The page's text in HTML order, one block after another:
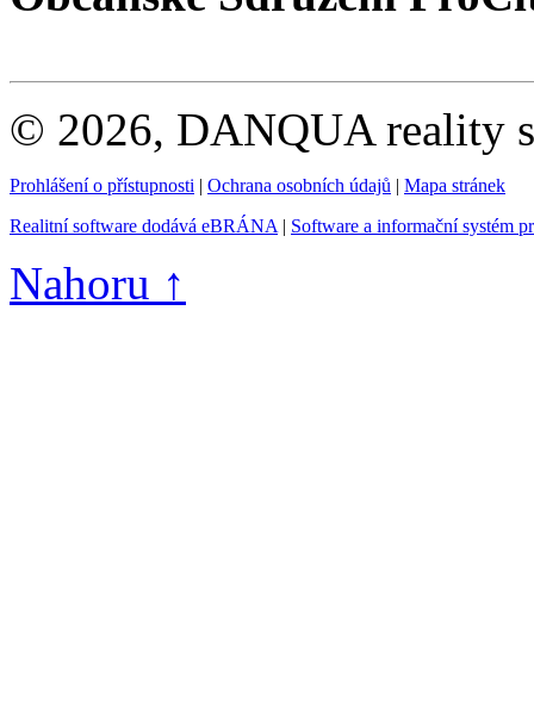
© 2026, DANQUA reality
Prohlášení o přístupnosti | Ochrana osobních údajů | Mapa stránek
Realitní software dodává eBRÁNA| Software a informační systém
Nahoru ↑